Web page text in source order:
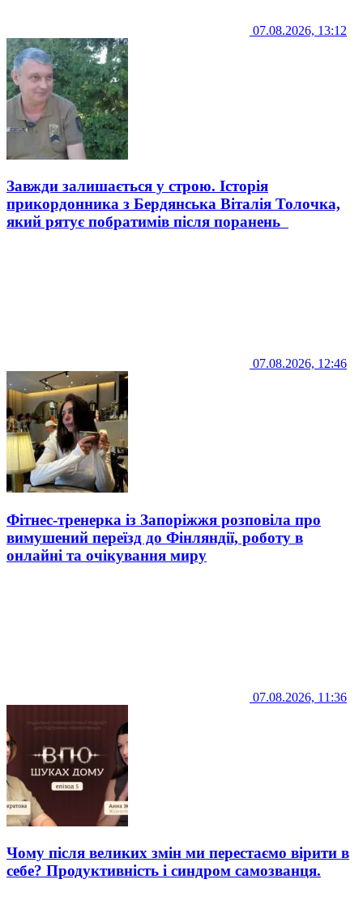
07.08.2026, 13:12
Завжди залишається у строю. Історія
прикордонника з Бердянська Віталія Толочка,
який рятує побратимів після поранень
07.08.2026, 12:46
Фітнес-тренерка із Запоріжжя розповіла про
вимушений переїзд до Фінляндії, роботу в
онлайні та очікування миру
07.08.2026, 11:36
Чому після великих змін ми перестаємо вірити в
себе? Продуктивність і синдром самозванця.